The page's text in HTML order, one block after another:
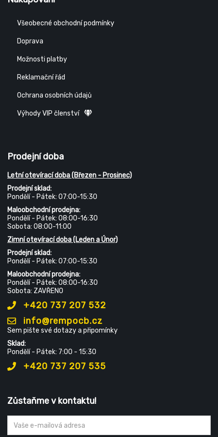
Všeobecné obchodní podmínky
Doprava
Možnosti platby
Reklamační řád
Ochrana osobních údajů
Výhody VIP členství
Prodejní doba
Letní otevírací doba (Březen - Prosinec)
Prodejní sklad:
Pondělí - Pátek: 07:00-15:30
Maloobchodní prodejna:
Pondělí - Pátek: 08:00-16:30
Sobota: 08:00-11:00
Zimní otevírací doba (Leden a Únor)
Prodejní sklad:
Pondělí - Pátek: 07:00-15:30
Maloobchodní prodejna:
Pondělí - Pátek: 08:00-16:30
Sobota: ZAVŘENO
+420 737 207 532
info@rempocb.cz
Sem pište své dotazy a připomínky
Sklad:
Pondělí - Pátek: 7:00 - 15:30
+420 737 207 535
Zůstaňme v kontaktu!